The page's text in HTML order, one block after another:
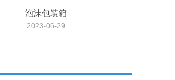
泡沫包装箱
2023-06-29